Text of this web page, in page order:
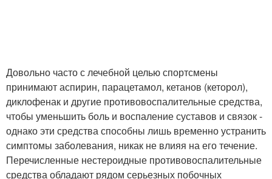
Довольно часто с лечебной целью спортсмены
принимают аспирин, парацетамол, кетанов (кеторол),
диклофенак и другие противовоспалительные средства,
чтобы уменьшить боль и воспаление суставов и связок -
однако эти средства способны лишь временно устранить
симптомы заболевания, никак не влияя на его течение.
Перечисленные нестероидные противовоспалительные
средства обладают рядом серьезных побочных